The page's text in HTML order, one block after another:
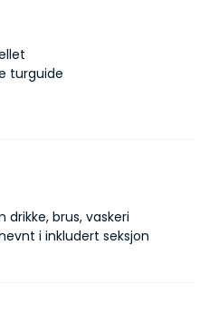
turguide
brus, vaskeri
i inkludert seksjon